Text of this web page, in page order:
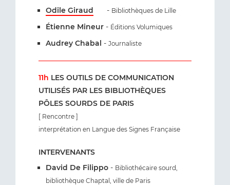
Odile Giraud
- Bibliothèques de Lille
Étienne Mineur - Éditions Volumiques
Audrey Chabal - Journaliste
11h LES OUTILS DE COMMUNICATION
UTILISÉS PAR LES BIBLIOTHÈQUES
PÔLES SOURDS DE PARIS
[ Rencontre ]
interprétation en Langue des Signes Française
INTERVENANTS
David De Filippo - Bibliothécaire sourd,
bibliothèque Chaptal, ville de Paris